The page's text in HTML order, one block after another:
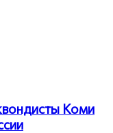
Коми